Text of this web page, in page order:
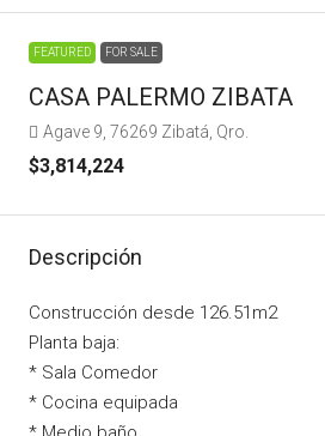
FEATURED FOR SALE
CASA PALERMO ZIBATA
Agave 9, 76269 Zibatá, Qro.
$3,814,224
Descripción
Construcción desde 126.51m2
Planta baja:
* Sala Comedor
* Cocina equipada